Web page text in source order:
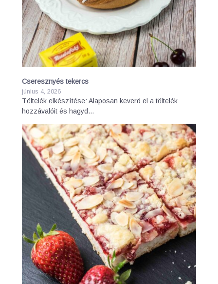
Cseresznyés tekercs
június 4, 2026
Töltelék elkészítése: Alaposan keverd el a töltelék
hozzávalóit és hagyd…